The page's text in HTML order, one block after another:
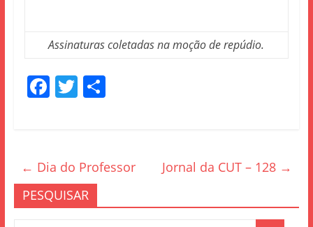
Assinaturas coletadas na moção de repúdio.
F
b
o
T S
← Dia do Professor Jornal da CUT – 128 →
PESQUISAR